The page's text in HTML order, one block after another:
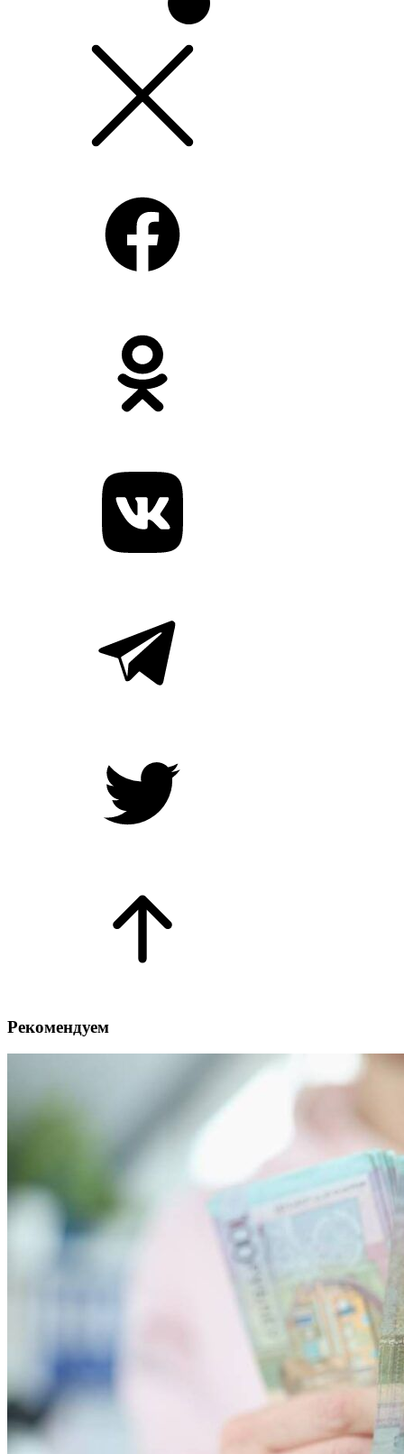
Рекомендуем